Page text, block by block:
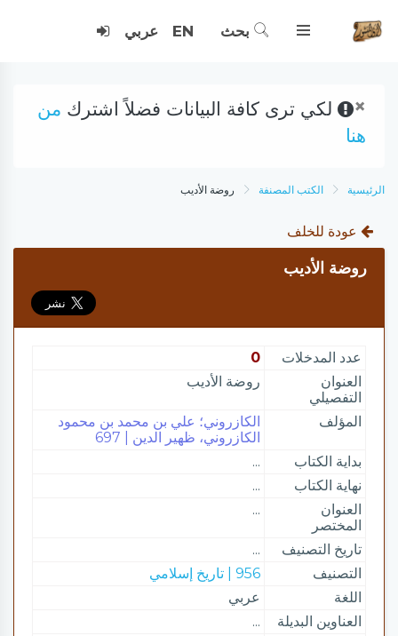
بحث EN عربي
× لكي ترى كافة البيانات فضلاً اشترك من
هنا
الرئيسية الكتب المصنفة روضة الأديب
عودة للخلف
روضة الأديب
عدد المدخلات
0
العنوان
التفصيلي
روضة الأديب
المؤلف
الكازروني؛ علي بن محمد بن محمود
الكازروني، ظهير الدين | 697
بداية الكتاب
...
نهاية الكتاب
...
العنوان
المختصر
...
تاريخ التصنيف
...
التصنيف
956 | تاريخ إسلامي
اللغة
عربي
العناوين البديلة
...